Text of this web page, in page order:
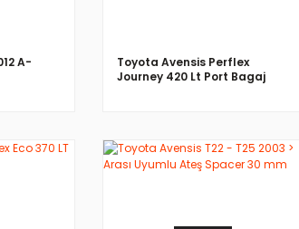
A-
Toyota Avensis Perflex
Journey 420 Lt Port Bagaj